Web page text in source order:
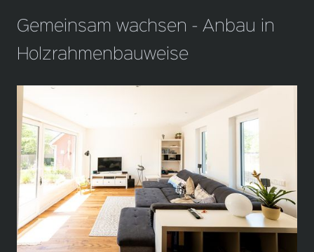
Gemeinsam wachsen - Anbau in
Holzrahmenbauweise